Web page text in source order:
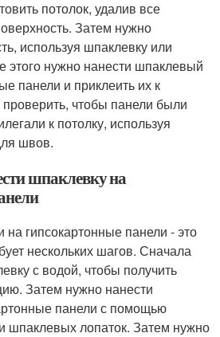
потолок, удалив все
Затем нужно
используя шпаклевку или
этого нужно нанести шпаклевый
панели и приклеить их к
чтобы панели были
к потолку, используя
швов.
шпаклевку на
гипсокартонные панели - это
нескольких шагов. Сначала
с водой, чтобы получить
Затем нужно нанести
панели с помощью
шпаклевых лопаток. Затем нужно